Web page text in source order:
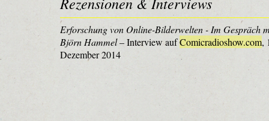
Erforschung von Online-Bilderwelten - Im Gespräch
Björn Hammel– Interview aufComicradioshow.com,
Dezember 2014